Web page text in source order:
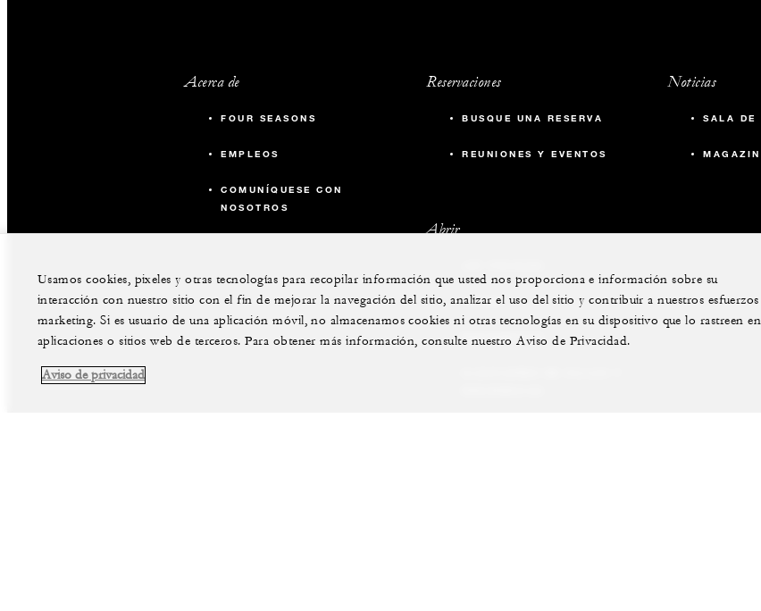
Acerca de
FOUR SEASONS
EMPLEOS
COMUNÍQUESE CON
NOSOTROS
Reservaciones
BUSQUE UNA RESERVA
REUNIONES Y EVENTOS
Noticias
SALA DE
Abrir
YATES
RESIDENCIAS
Usamos cookies, pixeles y otras tecnologías para recopilar información que usted nos proporciona e información sobre su
interacción con nuestro sitio con el fin de mejorar la navegación del sitio, analizar el uso del sitio y contribuir a nuestros
marketing. Si es usuario de una aplicación móvil, no almacenamos cookies ni otras tecnologías en su dispositivo que lo rastreen en
aplicaciones o sitios web de terceros. Para obtener más información, consulte nuestro Aviso de Privacidad.
Aviso de privacidad